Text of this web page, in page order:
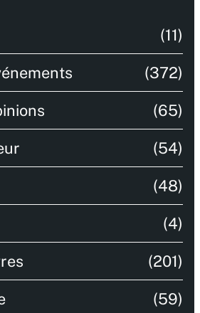
(11)
(372)
(65)
(54)
(48)
(4)
(201)
(59)